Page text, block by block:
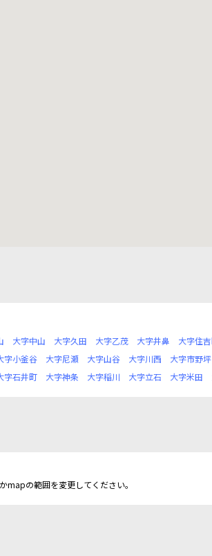
大字中山 大字久田 大字乙茂 大字井鼻 大字住
字小釜谷 大字尼瀬 大字山谷 大字川西 大字市野坪
字石井町 大字神条 大字稲川 大字立石 大字米田
mapの範囲を変更してください。